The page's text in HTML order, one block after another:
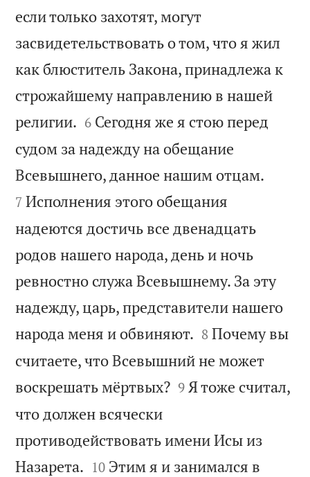
если только захотят, могут
засвидетельствовать о том, что я жил
как блюститель Закона, принадлежа к
строжайшему направлению в нашей
религии. 

6 Сегодня же я стою перед
судом за надежду на обещание
Всевышнего, данное нашим отцам.
7 Исполнения этого обещания
надеются достичь все двенадцать
родов нашего народа, день и ночь
ревностно служа Всевышнему. За эту
надежду, царь, представители нашего
народа меня и обвиняют. 

8 Почему вы
считаете, что Всевышний не может
воскрешать мёртвых?
9 Я тоже считал,
что должен всячески
противодействовать имени Исы из
Назарета. 

10 Этим я и занимался в